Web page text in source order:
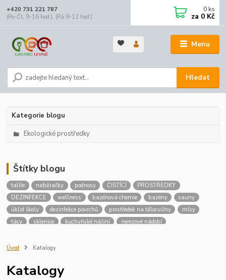
Menu
Hledat
+420 731 221 787
(Po-Čt, 9-16 hod.), (Pá 9-12 hod.)
0 ks
za 0 Kč
Kategorie blogu
Ekologické prostředky
Štítky blogu
talíře naběračky podnosy ČISTÍCÍ
PROSTŘEDKY
DEZINFEKCE
wellness bazénová chemie bazény
sauny
úklid školy
dezinfekce povrchů prostředek na tělocvičny
mísy
tácy
sklenice kuchyňské náčiní
nerezové nádobí
školní jídelna
pracovní kosmetika
Úvod Katalogy
Katalogy